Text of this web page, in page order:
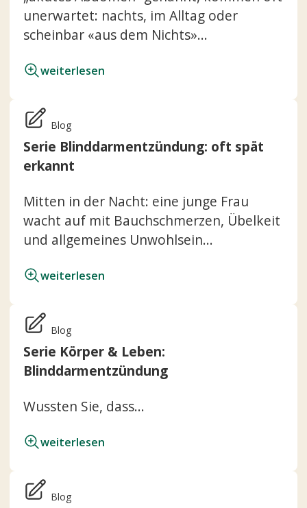
unerwartet: nachts, im Alltag oder
scheinbar «aus dem Nichts»...
weiterlesen
Blog
Serie Blinddarmentzündung: oft spät
erkannt
Mitten in der Nacht: eine junge Frau
wacht auf mit Bauchschmerzen, Übelkeit
und allgemeines Unwohlsein...
weiterlesen
Blog
Serie Körper & Leben:
Blinddarmentzündung
Wussten Sie, dass...
weiterlesen
Blog